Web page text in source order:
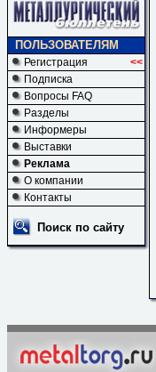
ПОЛЬЗОВАТЕЛЯМ
Регистрация
<<
Подписка
Вопросы FAQ
Разделы
Информеры
Выставки
Реклама
О компании
Контакты
Поиск по сайту